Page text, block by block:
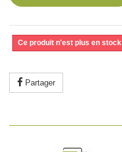
Ce produit n'est plus en stock
Partager